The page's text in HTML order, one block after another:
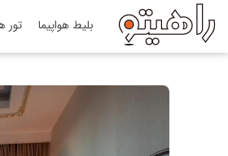
بلیط هواپیما تور